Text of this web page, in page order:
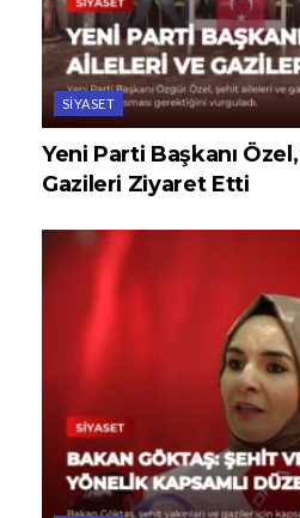
SIYASET
Yeni Parti Başkanı
Gazileri Ziyaret Etti